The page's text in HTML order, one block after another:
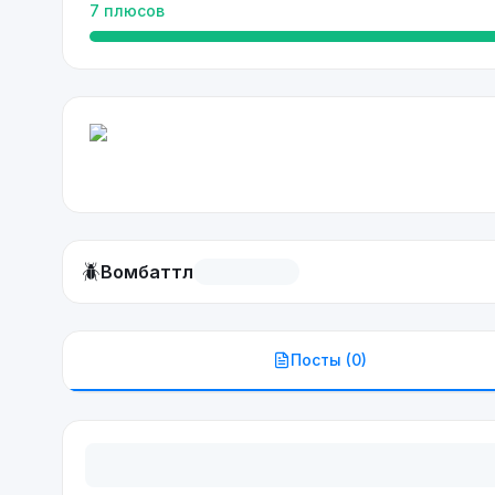
7 плюсов
🪲Вомбаттл
Посты (0)